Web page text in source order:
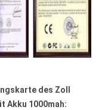
des Zoll
Akku 1000mah: